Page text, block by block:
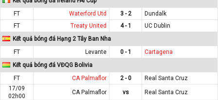
FT
Waterford Utd 3 - 2
Dundalk
FT
Treaty United 4 - 1
UC Dublin
Kết quả bóng đá Hạng 2 Tây Ban Nha
FT
Levante 0 - 1
Cartagena
Kết quả bóng đá VĐQG Bolivia
FT
CA Palmaflor 2 - 0
Real Santa Cruz
17/09
02h00
CA Palmaflor vs Real Santa Cruz